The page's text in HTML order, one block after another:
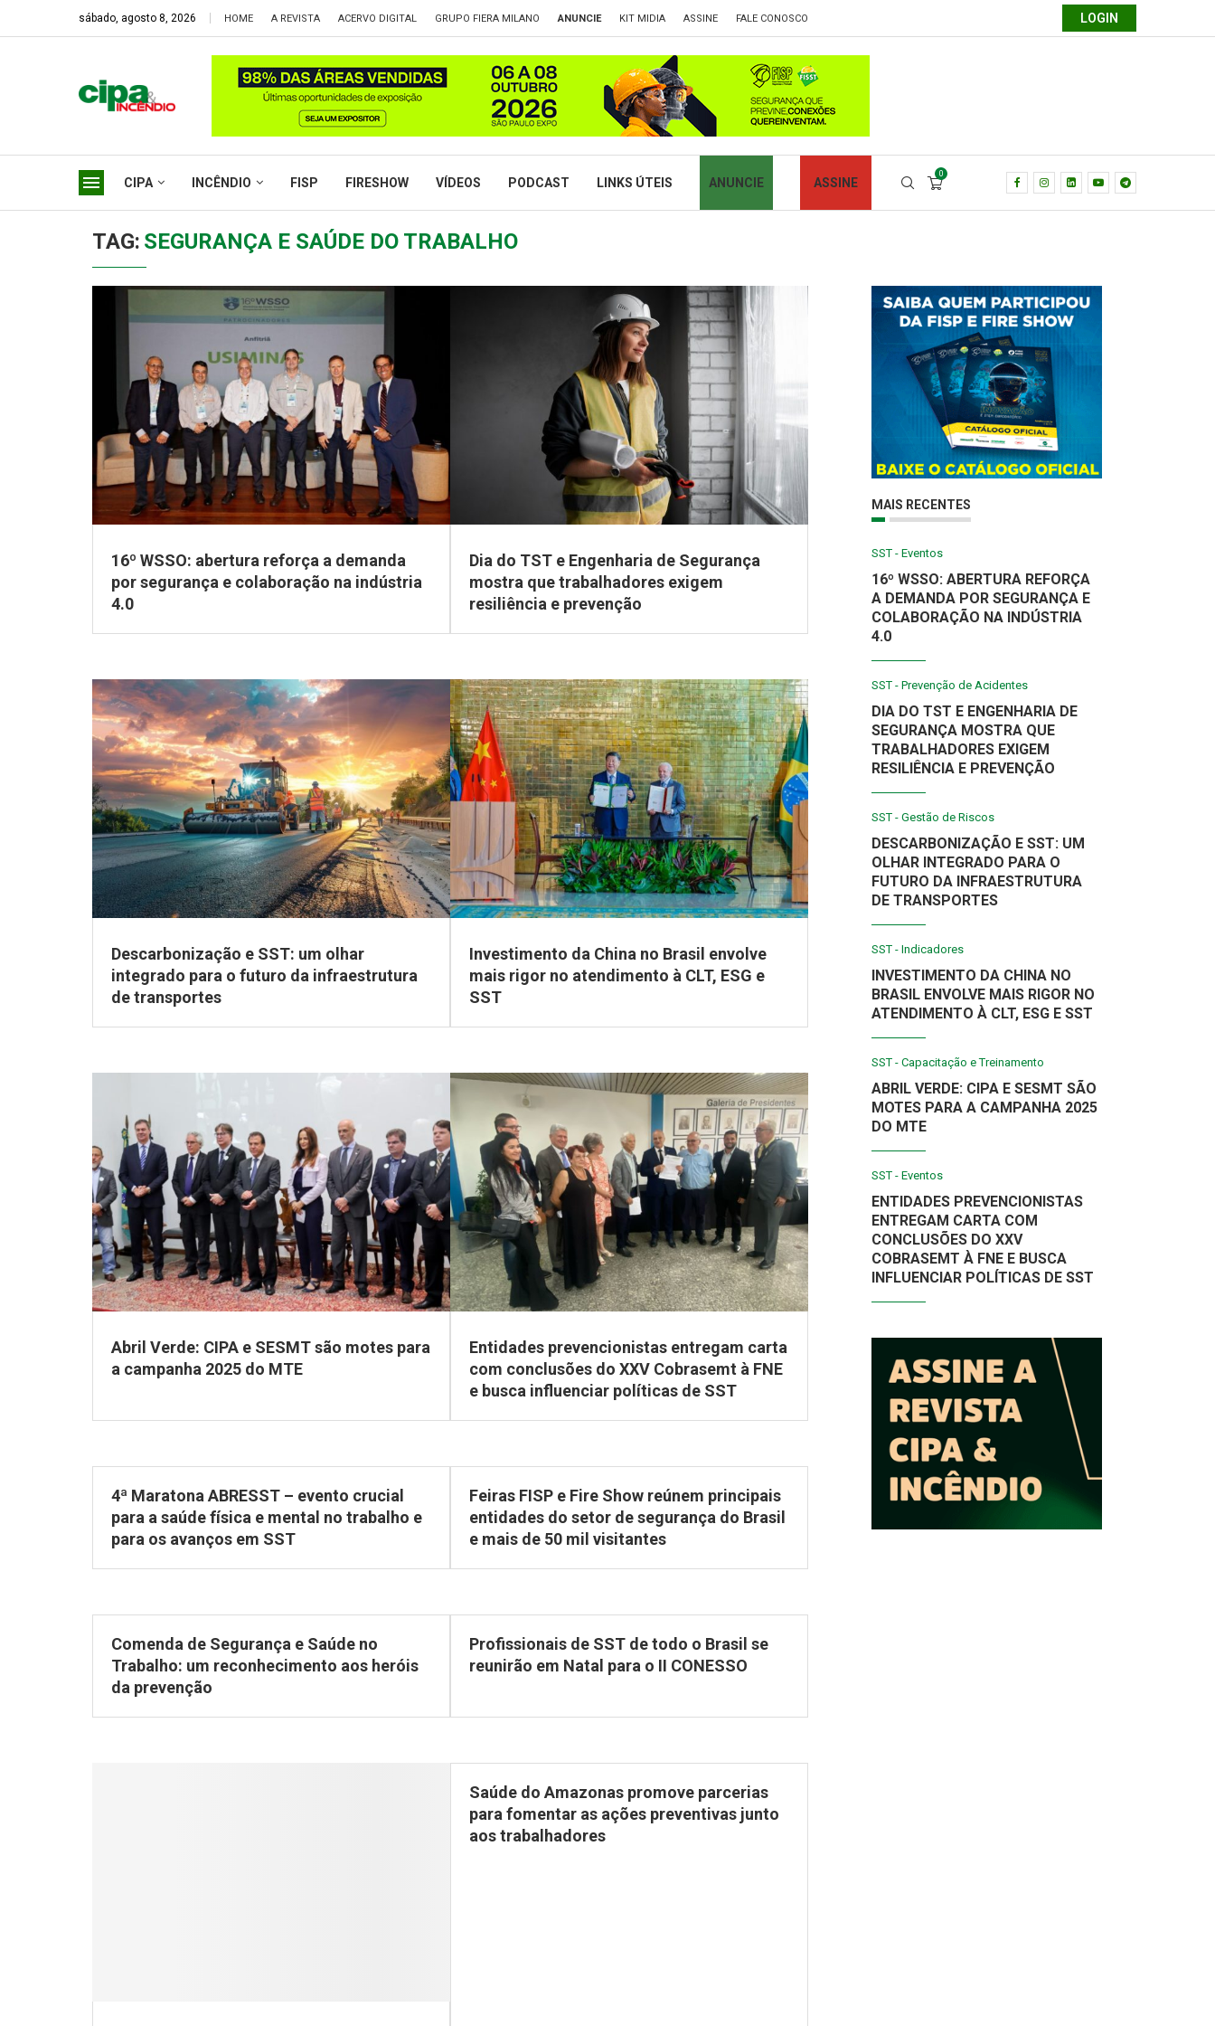
sábado, agosto 8, 2026 HOME A REVISTA ACERVO DIGITAL GRUPO FIERA MILANO ANUNCIE KIT MIDIA ASSINE FALE CONOSCO LOGIN
CIPA INCÊNDIO FISP FIRESHOW VÍDEOS PODCAST LINKS ÚTEIS ANUNCIE ASSINE
0
TAG: SEGURANÇA E SAÚDE DO TRABALHO
16º WSSO: abertura reforça a demanda
por segurança e colaboração na indústria
4.0
Dia do TST e Engenharia de Segurança
mostra que trabalhadores exigem
resiliência e prevenção
Descarbonização e SST: um olhar
integrado para o futuro da infraestrutura
de transportes
Investimento da China no Brasil envolve
mais rigor no atendimento à CLT, ESG e
SST
Abril Verde: CIPA e SESMT são motes para
a campanha 2025 do MTE
Entidades prevencionistas entregam carta
com conclusões do XXV Cobrasemt à FNE
e busca influenciar políticas de SST
4ª Maratona ABRESST – evento crucial
para a saúde física e mental no trabalho e
para os avanços em SST
Feiras FISP e Fire Show reúnem principais
entidades do setor de segurança do Brasil
e mais de 50 mil visitantes
Comenda de Segurança e Saúde no
Trabalho: um reconhecimento aos heróis
da prevenção
Profissionais de SST de todo o Brasil se
reunirão em Natal para o II CONESSO
Saúde do Amazonas promove parcerias
para fomentar as ações preventivas junto
aos trabalhadores
MAIS RECENTES
SST - Eventos
16º WSSO: ABERTURA REFORÇA
A DEMANDA POR SEGURANÇA E
COLABORAÇÃO NA INDÚSTRIA
4.0
SST - Prevenção de Acidentes
DIA DO TST E ENGENHARIA DE
SEGURANÇA MOSTRA QUE
TRABALHADORES EXIGEM
RESILIÊNCIA E PREVENÇÃO
SST - Gestão de Riscos
DESCARBONIZAÇÃO E SST: UM
OLHAR INTEGRADO PARA O
FUTURO DA INFRAESTRUTURA
DE TRANSPORTES
SST - Indicadores
INVESTIMENTO DA CHINA NO
BRASIL ENVOLVE MAIS RIGOR NO
ATENDIMENTO À CLT, ESG E SST
SST - Capacitação e Treinamento
ABRIL VERDE: CIPA E SESMT SÃO
MOTES PARA A CAMPANHA 2025
DO MTE
SST - Eventos
ENTIDADES PREVENCIONISTAS
ENTREGAM CARTA COM
CONCLUSÕES DO XXV
COBRASEMT À FNE E BUSCA
INFLUENCIAR POLÍTICAS DE SST